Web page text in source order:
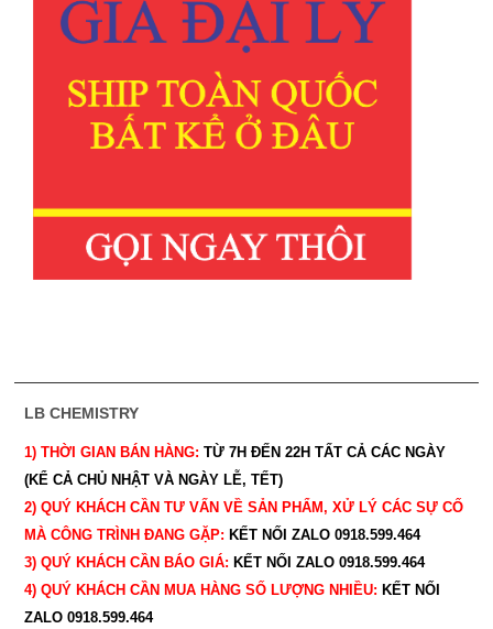
LB CHEMISTRY
1) THỜI GIAN BÁN HÀNG: TỪ 7H ĐẾN 22H TẤT CẢ CÁC NGÀY
(KỂ CẢ CHỦ NHẬT VÀ NGÀY LỄ, TẾT)
2) QUÝ KHÁCH CẦN TƯ VẤN VỀ SẢN PHẨM, XỬ LÝ CÁC SỰ CỐ
MÀ CÔNG TRÌNH ĐANG GẶP: KẾT NỐI ZALO 0918.599.464
3) QUÝ KHÁCH CẦN BÁO GIÁ: KẾT NỐI ZALO 0918.599.464
4) QUÝ KHÁCH CẦN MUA HÀNG SỐ LƯỢNG NHIỀU: KẾT NỐI
ZALO 0918.599.464